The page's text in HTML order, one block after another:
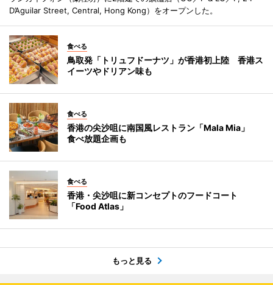
D’Aguilar Street, Central, Hong Kong）をオープンした。
食べる
鳥取発「トリュフドーナツ」が香港初上陸 香港ス
イーツやドリアン味も
食べる
香港の尖沙咀に南国風レストラン「Mala Mia」
食べ放題企画も
食べる
香港・尖沙咀に新コンセプトのフードコート
「Food Atlas」
もっと見る